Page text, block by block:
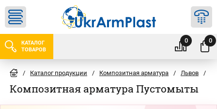
КАТАЛОГ
ТОВАРОВ
0 0
/ Каталог продукции / Композитная арматура / Львов /
Композитная арматура Пустомыты